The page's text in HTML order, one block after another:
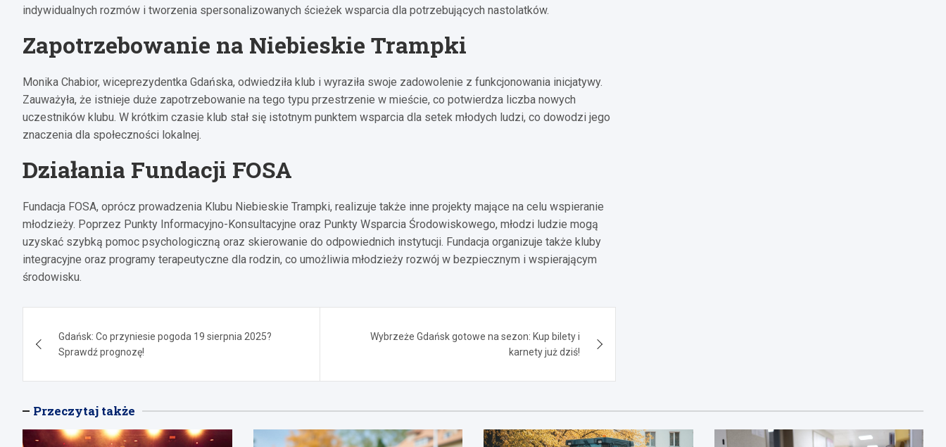
indywidualnych rozmów i tworzenia spersonalizowanych ścieżek wsparcia dla potrzebujących nastolatków.
Zapotrzebowanie na Niebieskie Trampki
Monika Chabior, wiceprezydentka Gdańska, odwiedziła klub i wyraziła swoje zadowolenie z funkcjonowania inicjatywy.
Zauważyła, że istnieje duże zapotrzebowanie na tego typu przestrzenie w mieście, co potwierdza liczba nowych
uczestników klubu. W krótkim czasie klub stał się istotnym punktem wsparcia dla setek młodych ludzi, co dowodzi jego
znaczenia dla społeczności lokalnej.
Działania Fundacji FOSA
Fundacja FOSA, oprócz prowadzenia Klubu Niebieskie Trampki, realizuje także inne projekty mające na celu wspieranie
młodzieży. Poprzez Punkty Informacyjno-Konsultacyjne oraz Punkty Wsparcia Środowiskowego, młodzi ludzie mogą
uzyskać szybką pomoc psychologiczną oraz skierowanie do odpowiednich instytucji. Fundacja organizuje także kluby
integracyjne oraz programy terapeutyczne dla rodzin, co umożliwia młodzieży rozwój w bezpiecznym i wspierającym
środowisku.
wpisu
Gdańsk: Co przyniesie pogoda 19 sierpnia 2025?
Sprawdź prognozę!
Wybrzeże Gdańsk gotowe na sezon: Kup bilety i
karnety już dziś!
Przeczytaj także